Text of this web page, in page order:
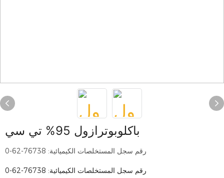
باكلوبوترازول 95% تي سي
رقم سجل المستخلصات الكيميائية: 76738-62-0
رقم سجل المستخلصات الكيميائية: 76738-62-0